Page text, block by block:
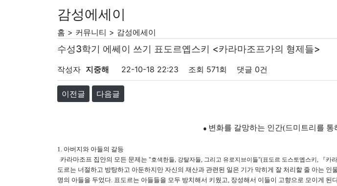
감성에세이
홈 > 커뮤니티 > 감성에세이
수성3학기 에쎄이 쓰기 표도르옙스키 <카라마조프가의 형제들>
페이지 정보
작성자 지중해 22-10-18 22:23 조회 571회 댓글 0건
이전글 다음글
● 변화를 갈망하는 인간(드미트리를 통
1. 아버지와 아들의 갈등
카라마조프 집안의 모든 문제는 "호색한들, 강탈자들, 그리고 유로지브이들"(표도르 도스토옙스키, 『카
도르는 너절하고 방탕하고 아둔하지만 자신의 재산과 관련된 일은 기가 막히게 잘 처리할 줄 아는 인
명의 아들을 두었다. 표도르는 아들들을 모두 방치해서 키웠고, 장성해서 이들이 고향으로 모이게 된